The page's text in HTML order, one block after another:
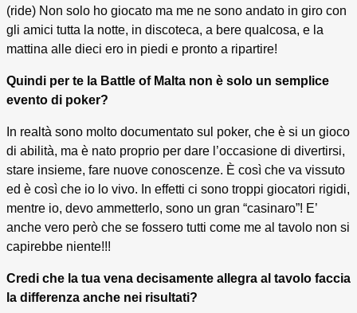
(ride) Non solo ho giocato ma me ne sono andato in giro con
gli amici tutta la notte, in discoteca, a bere qualcosa, e la
mattina alle dieci ero in piedi e pronto a ripartire!
Quindi per te la Battle of Malta non è solo un semplice
evento di poker?
In realtà sono molto documentato sul poker, che è si un gioco
di abilità, ma è nato proprio per dare l’occasione di divertirsi,
stare insieme, fare nuove conoscenze. È così che va vissuto
ed è così che io lo vivo. In effetti ci sono troppi giocatori rigidi,
mentre io, devo ammetterlo, sono un gran “casinaro”! E’
anche vero però che se fossero tutti come me al tavolo non si
capirebbe niente!!!
Credi che la tua vena decisamente allegra al tavolo faccia
la differenza anche nei risultati?